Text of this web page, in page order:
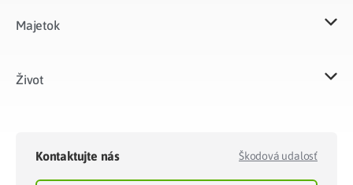
Majetok​
Život​
Kontaktujte nás Škodová udalosť